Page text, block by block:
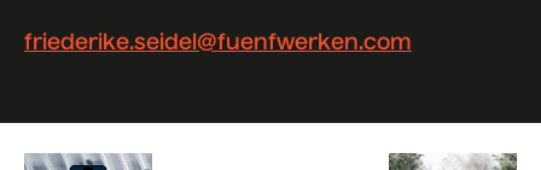
friederike.seidel@fuenfwerken.com